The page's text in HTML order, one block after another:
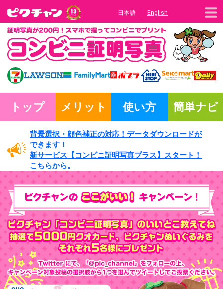
日本語 English
トップ メリット 使い方 簡単ナビ
背景選択・ 顔色補正の対応！ データダウンロードが
できます！
新サービス 【コンビニ証明写真プラス】
スタート！
こちらから。